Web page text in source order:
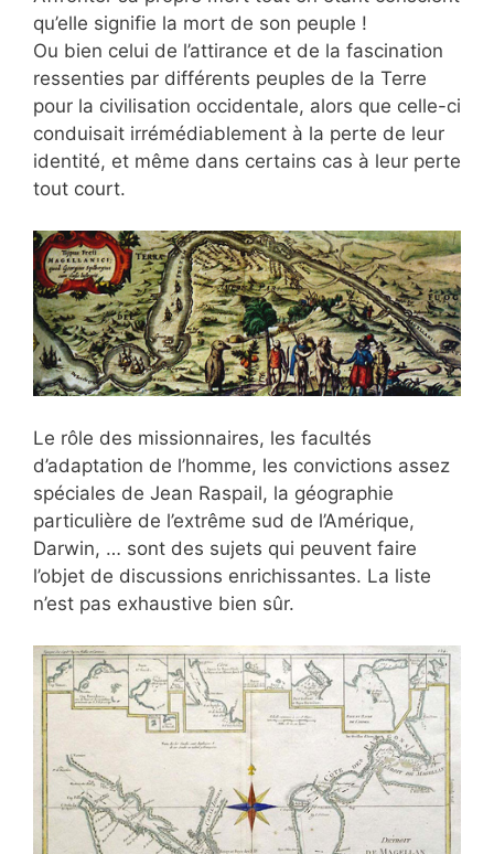
qu’elle signifie la mort de son peuple !
Ou bien celui de l’attirance et de la fascination
ressenties par différents peuples de la Terre
pour la civilisation occidentale, alors que celle-ci
conduisait irrémédiablement à la perte de leur
identité, et même dans certains cas à leur perte
tout court.
Le rôle des missionnaires, les facultés
d’adaptation de l’homme, les convictions assez
spéciales de Jean Raspail, la géographie
particulière de l’extrême sud de l’Amérique,
Darwin, … sont des sujets qui peuvent faire
l’objet de discussions enrichissantes. La liste
n’est pas exhaustive bien sûr.